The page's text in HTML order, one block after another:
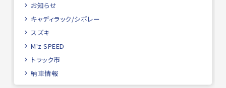
お知らせ
キャディラック/シボレー
スズキ
M'z SPEED
トラック市
納車情報